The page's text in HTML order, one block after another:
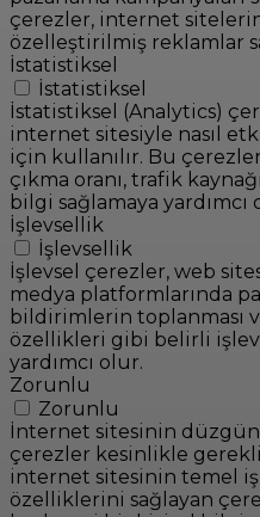
çerezler, internet
özelleştirilmiş reklamlar
İstatistiksel
İstatistiksel
İstatistiksel (Analytics)
internet sitesiyle nasıl
için kullanılır. Bu
çıkma oranı, trafik
bilgi sağlamaya yardımcı
İşlevsellik
İşlevsellik
İşlevsel çerezler, web
medya platformlarında
bildirimlerin toplanması
özellikleri gibi belirli
yardımcı olur.
Zorunlu
Zorunlu
İnternet sitesinin düzgün
çerezler kesinlikle
internet sitesinin temel
özelliklerini sağlayan